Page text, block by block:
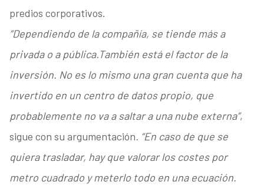
predios corporativos.
“Dependiendo de la compañía, se tiende más a
privada o a pública.También está el factor de la
inversión. No es lo mismo una gran cuenta que ha
invertido en un centro de datos propio, que
probablemente no va a saltar a una nube externa”,
sigue con su argumentación. “En caso de que se
quiera trasladar, hay que valorar los costes por
metro cuadrado y meterlo todo en una ecuación.